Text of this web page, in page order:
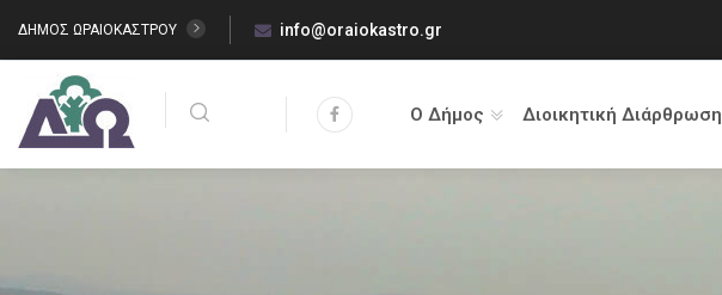
ΔΗΜΟΣ ΩΡΑΙΟΚΑΣΤΡΟΥ info@oraiokastro.gr
Ο Δήμος Διοικητική Διάρθρωση